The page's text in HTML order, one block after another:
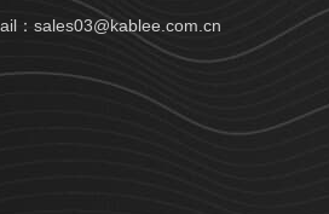
：sales03@kablee.com.cn